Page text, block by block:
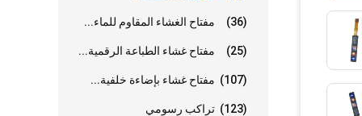
مفتاح الغشاء المقاوم للماء... (36)
مفتاح غشاء الطباعة الرقمية... (25)
مفتاح غشاء بإضاءة خلفية... (107)
تراكب رسومي (123)